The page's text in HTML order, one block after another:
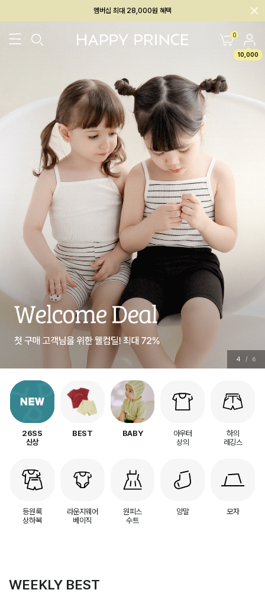
회원전용 아울렛, 가입하면 ~60% 할인!
0
10,000
4 / 6
26SS
신상
BEST BABY
아우터
상의
하의
레깅스
등원룩
상하복
라운지웨어
베이직
원피스
수트
양말 모자
WEEKLY BEST